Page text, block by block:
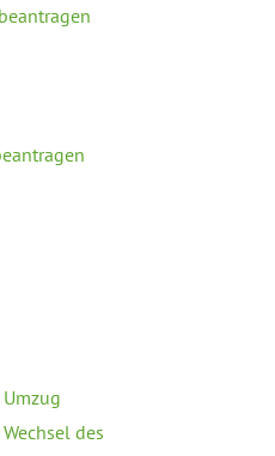
des